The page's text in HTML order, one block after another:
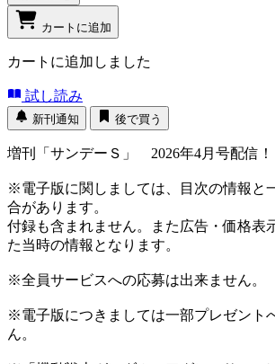
カートに追加
カートに追加しました
試し読み
新刊通知 後で買う
増刊「サンデーＳ」 2026年4月号配信！
※電子版に関しましては、目次の情報と
合があります。
付録も含まれません。また広告・価格表
た当時の情報となります。
※全員サービスへの応募は出来ません。
※電子版につきましては一部プレゼント
ん。